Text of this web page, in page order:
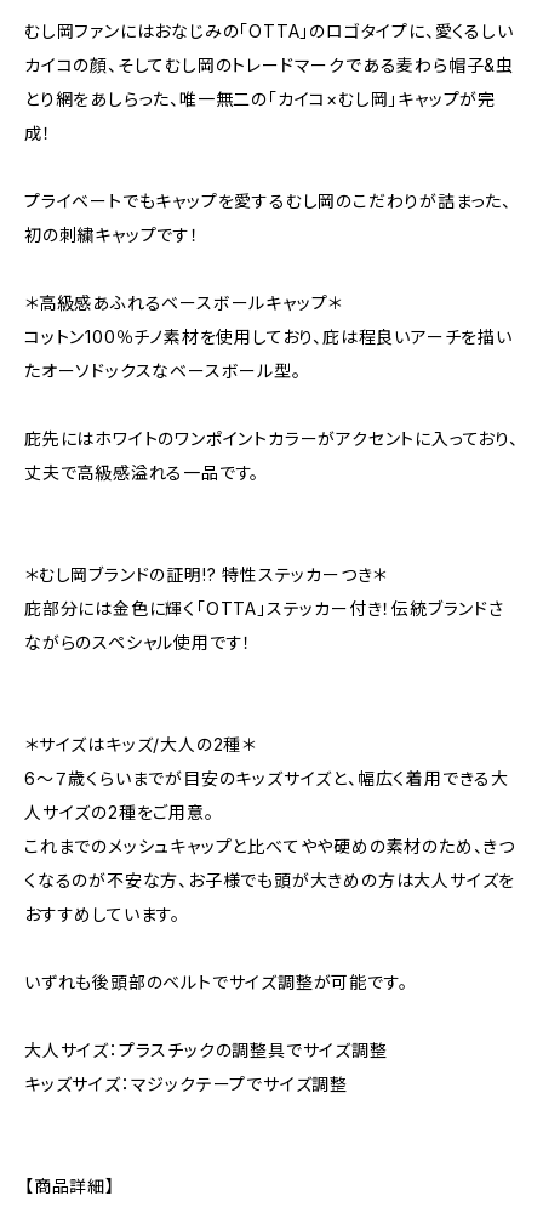
むし岡ファンにはおなじみの「OTTA」のロゴタイプに、愛くるしい
カイコの顔、そしてむし岡のトレードマークである麦わら帽子&虫
とり網をあしらった、唯一無二の「カイコ×むし岡」キャップが完
成！
プライベートでもキャップを愛するむし岡のこだわりが詰まった、
初の刺繍キャップです！
＊高級感あふれるベースボールキャップ＊
コットン100％チノ素材を使用しており、庇は程良いアーチを描い
たオーソドックスなベースボール型。
庇先にはホワイトのワンポイントカラーがアクセントに入っており、
丈夫で高級感溢れる一品です。
＊むし岡ブランドの証明!? 特性ステッカーつき＊
庇部分には金色に輝く「OTTA」ステッカー付き！伝統ブランドさ
ながらのスペシャル使用です！
＊サイズはキッズ/大人の2種＊
6〜７歳くらいまでが目安のキッズサイズと、幅広く着用できる大
人サイズの2種をご用意。
これまでのメッシュキャップと比べてやや硬めの素材のため、きつ
くなるのが不安な方、お子様でも頭が大きめの方は大人サイズを
おすすめしています。
いずれも後頭部のベルトでサイズ調整が可能です。
大人サイズ：プラスチックの調整具でサイズ調整
キッズサイズ：マジックテープでサイズ調整
【商品詳細】